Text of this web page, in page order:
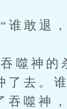
敢退，
神的
了去。
吞噬神